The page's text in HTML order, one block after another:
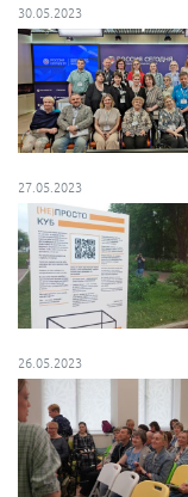
Кировская
Краснодарский
Красноярский
Липецкая
Ленинградская
г. Москва
Московская
Мурманская
Новгородская
Омская
Оренбургская
30.05.2023
27.05.2023
26.05.2023